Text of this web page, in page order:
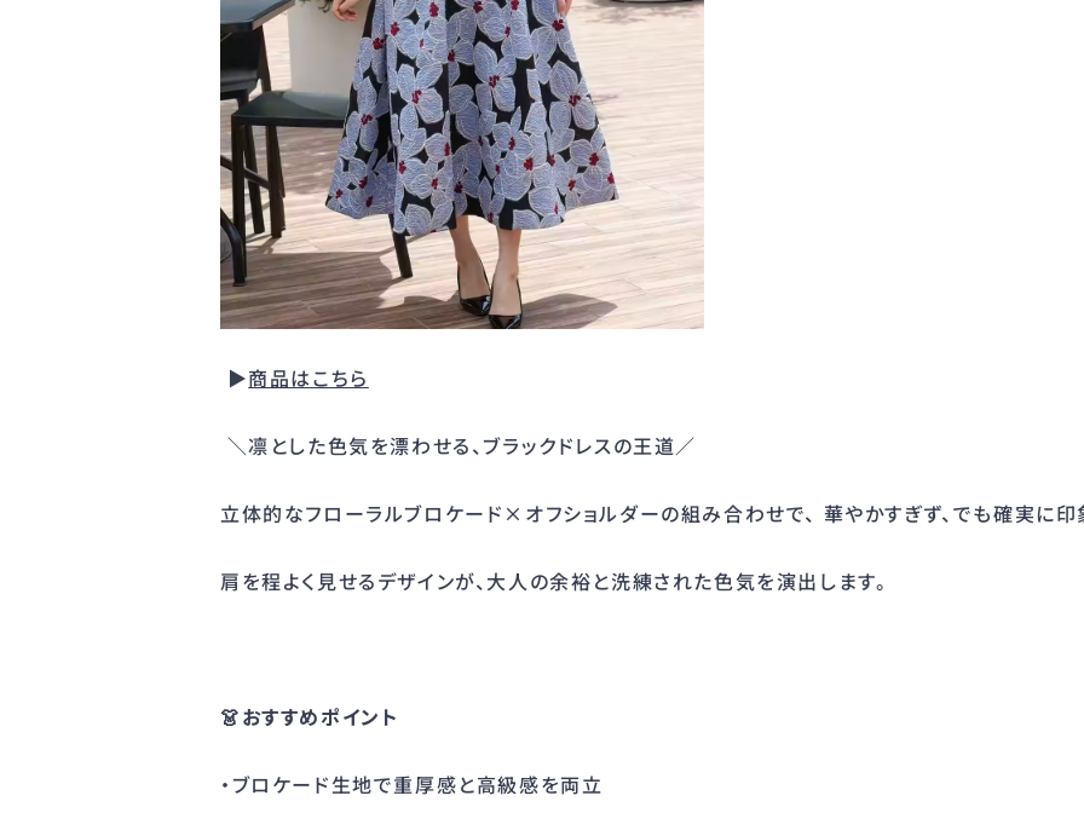
▶︎商品はこちら
＼凛とした色気を漂わせる、ブラックドレスの王道／
立体的なフローラルブロケード×オフショルダーの組み合わせで、 華やかすぎず、でも確実に印
肩を程よく見せるデザインが、大人の余裕と洗練された色気を演出します。
👗おすすめポイント
・ブロケード生地で重厚感と高級感を両立